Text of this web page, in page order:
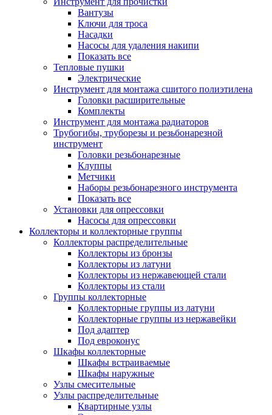
Вантузы
Ключи для троса
Насадки
Насосы для удаления накипи
Показать все
Тепловые пушки
Электрические
Инструмент для монтажа сшитого полиэтилена
Головки расширительные
Комплекты
Инструмент для монтажа радиаторов
Трубогибы, труборезы и резьбонарезной
инструмент
Головки резьбонарезные
Клуппы
Метчики
Наборы резьбонарезного инструмента
Показать все
Установки для опрессовки
Насосы для опрессовки
Коллекторы и коллекторные группы
Коллекторы распределительные
Коллекторы из бронзы
Коллекторы из латуни
Коллекторы из нержавеющей стали
Коллекторы из стали
Группы коллекторные
Коллекторные группы из латуни
Коллекторные группы из нержавейки
Под адаптер
Под евроконус
Шкафы коллекторные
Шкафы встраиваемые
Шкафы наружные
Узлы смесительные
Узлы распределительные
Квартирные узлы